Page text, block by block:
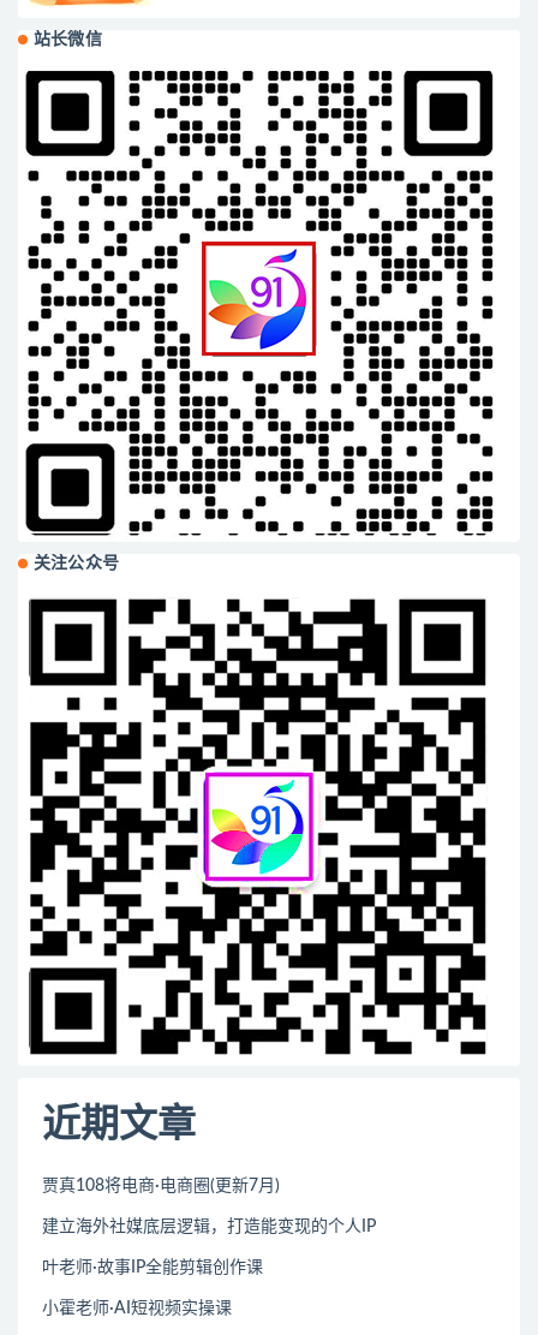
站长微信
关注公众号
近期文章
贾真108将电商·电商圈(更新7月)
建立海外社媒底层逻辑，打造能变现的个人IP
叶老师·故事IP全能剪辑创作课
小霍老师·AI短视频实操课